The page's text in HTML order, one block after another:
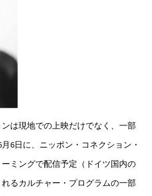
は現地での上映だけでなく、一部
6日に、ニッポン・コネクション・
ミングで配信予定（ドイツ国内の
るカルチャー・プログラムの一部